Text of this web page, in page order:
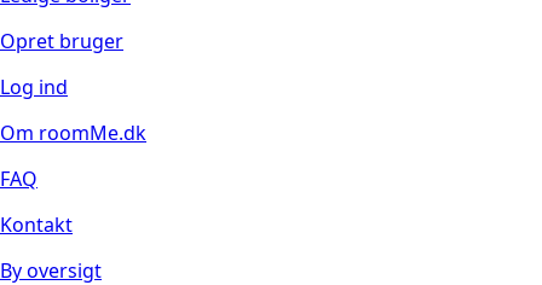
Opret bruger
Log ind
Om roomMe.dk
FAQ
Kontakt
By oversigt